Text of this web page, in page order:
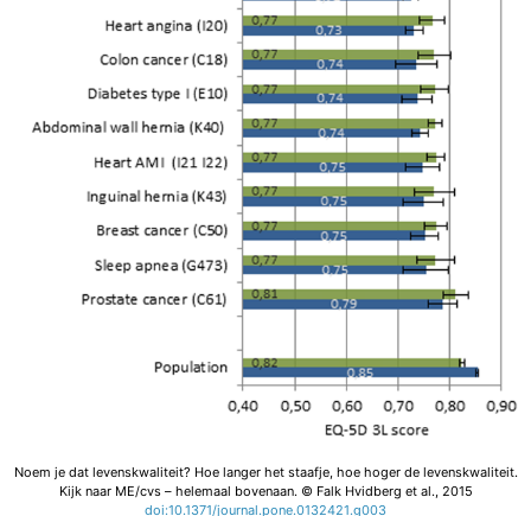
Noem je dat levenskwaliteit? Hoe langer het staafje, hoe hoger de levenskwaliteit.
Kijk naar ME/cvs – helemaal bovenaan. © Falk Hvidberg et al., 2015
doi:10.1371/journal.pone.0132421.g003